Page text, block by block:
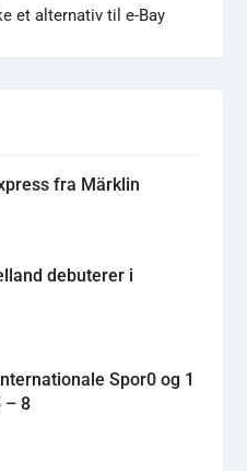
et alternativ til e-Bay
fra Märklin
debuterer i
Spor0 og 1
– 8